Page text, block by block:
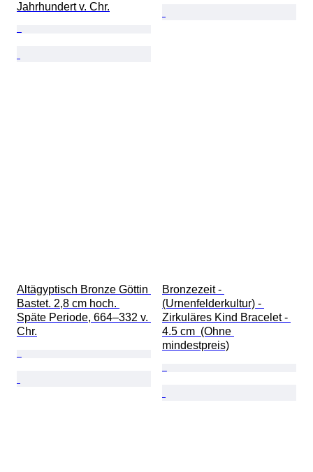
Jahrhundert v. Chr.
Altägyptisch Bronze Göttin
Bastet. 2,8 cm hoch.
Späte Periode, 664–332 v.
Chr.
Bronzezeit -
(Urnenfelderkultur) -
Zirkuläres Kind Bracelet -
4.5 cm  (Ohne
mindestpreis)